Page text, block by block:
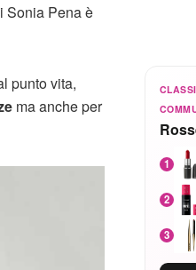
Sonia Pena è
punto vita,
ma anche per
1
2
3